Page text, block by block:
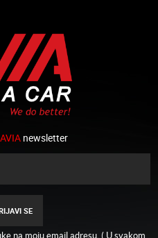
AVIAnewsletter
SE
na moju email adresu. ( U svakom